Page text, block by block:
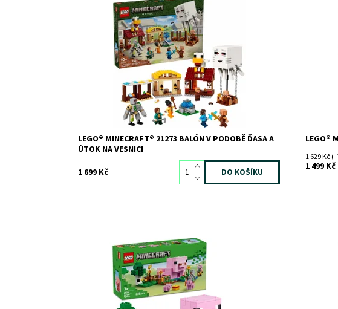
Piglini útočí na vesnici ze svého balónu v podobě ďasa!
U fontány na hlavním náměstí odpálili disk. Připravte se
využít všechny své dovednosti z Minecraftu a pomoc
železného golema, abyste zachránili zbytek vesnice –
včetně Steveovy restaurace se smaženým...
Skladem1
12420
LEGO
LEGO® MINECRAFT® 21273 BALÓN V PODOBĚ ĎASA A
ÚTOK NA VESNICI
1 699 Kč
světa
pro
biomu
LEGO®
1 629 Kč
1 499 Kč
Se stavebnicí LEGO® Minecraft® Domeček Prasátka si
užijete spoustu zábavy při stavění
Dostupnost:
Skladem1
12114
LEGO
Akční